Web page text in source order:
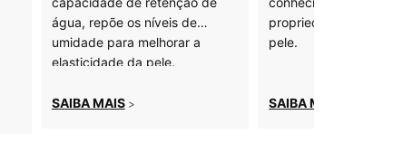
água, repõe os níveis de
umidade para melhorar a
elasticidade da pele.
SAIBA MAIS>
propriedades
pele.
SAIBA MAIS